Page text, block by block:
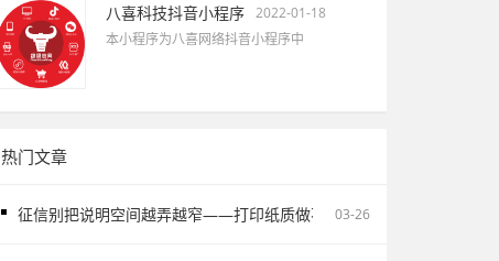
八喜科技抖音小程序 2022-01-18
本小程序为八喜网络抖音小程序中
热门文章
征信别把说明空间越弄越窄——打印纸质做不了报告无痕PS修改和如
03-26